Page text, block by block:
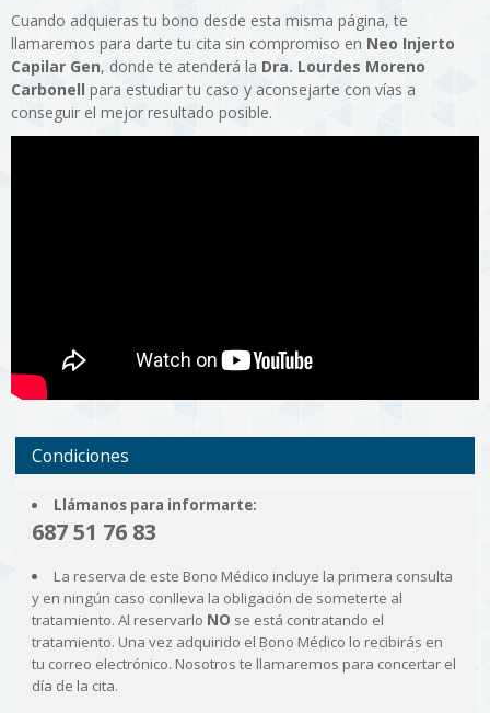
Cuando adquieras tu bono desde esta misma página, te
llamaremos para darte tu cita sin compromiso en Neo Injerto
Capilar Gen, donde te atenderá la Dra. Lourdes Moreno
Carbonell para estudiar tu caso y aconsejarte con vías a
conseguir el mejor resultado posible.
Condiciones
Llámanos para informarte:
687 51 76 83
La reserva de este Bono Médico incluye la primera consulta
y en ningún caso conlleva la obligación de someterte al
tratamiento. Al reservarlo NO se está contratando el
tratamiento. Una vez adquirido el Bono Médico lo recibirás en
tu correo electrónico. Nosotros te llamaremos para concertar el
día de la cita.